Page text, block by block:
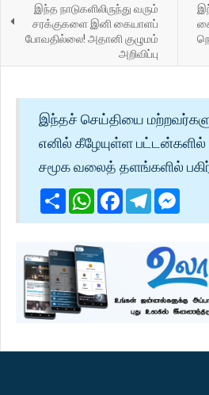
இந்த நாடுகளிலிருந்து வரும்
சரக்குகளை இனி கையாளப்
போவதில்லை! அதானி குழுமம்
அறிவிப்பு
இந்தச் செய்தியை
எனில் கீழேயுள்ள
சமூக வலைத் தளங்களில்
ShareWhatsApp
Facebook
Telegram